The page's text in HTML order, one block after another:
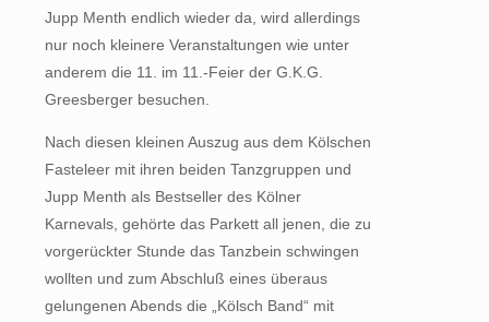
Jupp Menth endlich wieder da, wird allerdings
nur noch kleinere Veranstaltungen wie unter
anderem die 11. im 11.-Feier der G.K.G.
Greesberger besuchen.
Nach diesen kleinen Auszug aus dem Kölschen
Fasteleer mit ihren beiden Tanzgruppen und
Jupp Menth als Bestseller des Kölner
Karnevals, gehörte das Parkett all jenen, die zu
vorgerückter Stunde das Tanzbein schwingen
wollten und zum Abschluß eines überaus
gelungenen Abends die „Kölsch Band“ mit